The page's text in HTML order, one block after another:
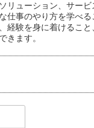
リューション、サー
仕事のやり方を学べ
経験を身に着けるこ
きます。